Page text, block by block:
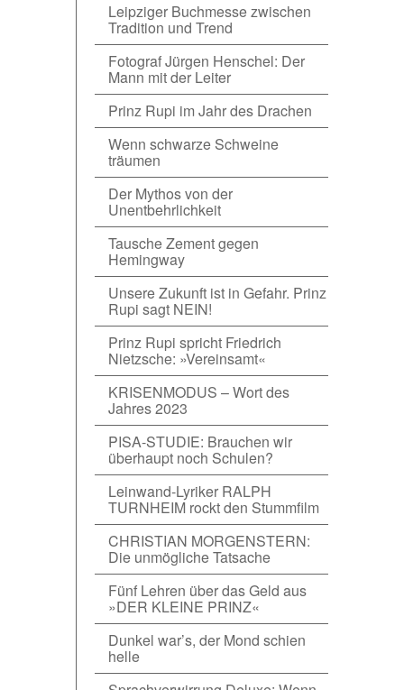
Leipziger Buchmesse zwischen
Tradition und Trend
Fotograf Jürgen Henschel: Der
Mann mit der Leiter
Prinz Rupi im Jahr des Drachen
Wenn schwarze Schweine
träumen
Der Mythos von der
Unentbehrlichkeit
Tausche Zement gegen
Hemingway
Unsere Zukunft ist in Gefahr. Prinz
Rupi sagt NEIN!
Prinz Rupi spricht Friedrich
Nietzsche: »Vereinsamt«
KRISENMODUS – Wort des
Jahres 2023
PISA-STUDIE: Brauchen wir
überhaupt noch Schulen?
Leinwand-Lyriker RALPH
TURNHEIM rockt den Stummfilm
CHRISTIAN MORGENSTERN:
Die unmögliche Tatsache
Fünf Lehren über das Geld aus
»DER KLEINE PRINZ«
Dunkel war’s, der Mond schien
helle